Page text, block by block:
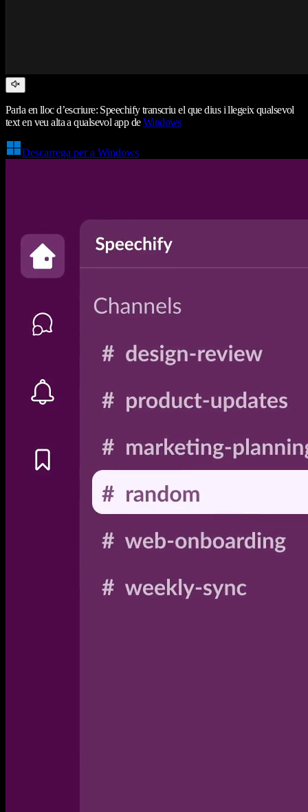
Parla en lloc d’escriure: Speechify transcriu el que dius i llegeix qualsevol
text en veu alta a qualsevol app deWindows
Descarrega per a Windows